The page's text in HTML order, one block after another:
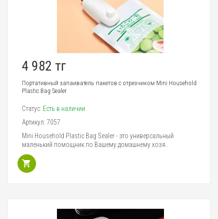
4 982 тг
Портативный запаиватель пакетов с отрезчиком Mini Household
Plastic Bag Sealer
Статус: Есть в наличии
Артикул: 7057
Mini Household Plastic Bag Sealer - это универсальный
маленький помощник по Вашему домашнему хозя..